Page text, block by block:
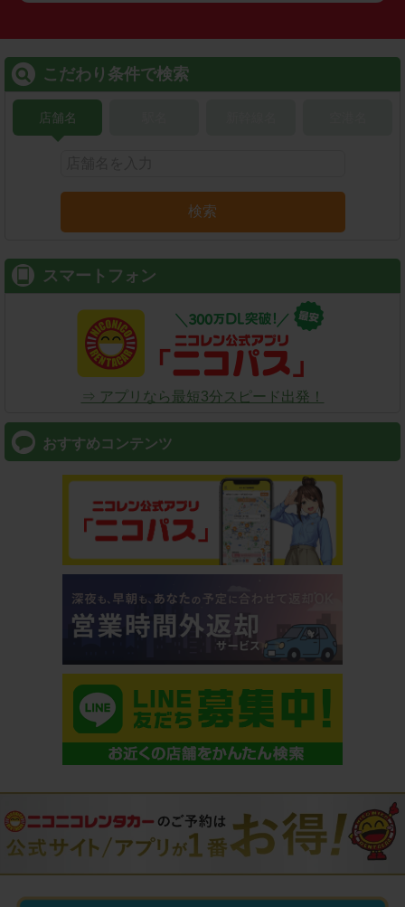
こだわり条件で検索
店舗名
検索
スマートフォン
⇒ アプリなら最短3分スピード出発！
おすすめコンテンツ